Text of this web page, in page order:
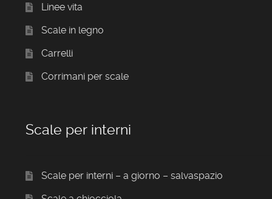
Linee vita
Scale in legno
Carrelli
Corrimani per scale
Scale per interni
Scale per interni – a giorno – salvaspazio